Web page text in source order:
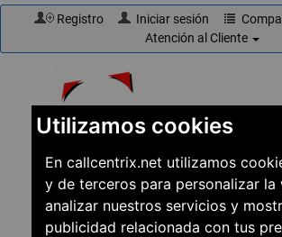
Utilizamos cookies
En callcentrix.net utilizamos
y de terceros para personalizar la
analizar nuestros servicios y
publicidad relacionada con tus
Registro Iniciar sesión
Atención al Cliente
☎910 61 60 15